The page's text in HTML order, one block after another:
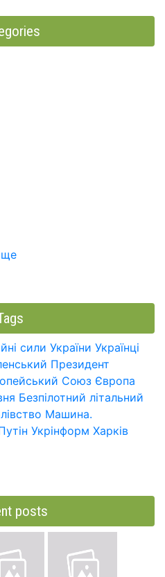
сили України Українці
Президент
Союз Європа
Безпілотний літальний
Машина.
Укрінформ Харків
posts